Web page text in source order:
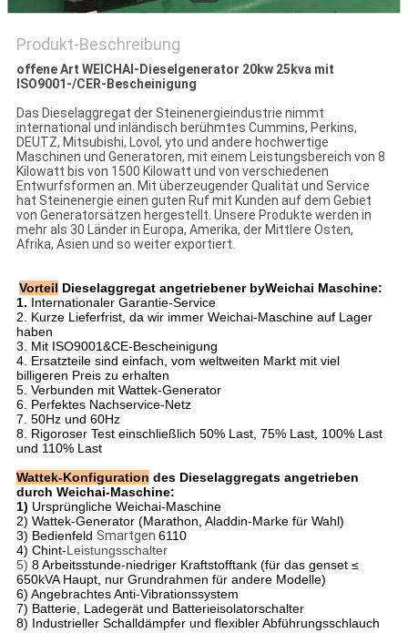
Produkt-Beschreibung
offene Art WEICHAI-Dieselgenerator 20kw 25kva mit
ISO9001-/CER-Bescheinigung
Das Dieselaggregat der Steinenergieindustrie nimmt
international und inländisch berühmtes Cummins, Perkins,
DEUTZ, Mitsubishi, Lovol, yto und andere hochwertige
Maschinen und Generatoren, mit einem Leistungsbereich von 8
Kilowatt bis von 1500 Kilowatt und von verschiedenen
Entwurfsformen an. Mit überzeugender Qualität und Service
hat Steinenergie einen guten Ruf mit Kunden auf dem Gebiet
von Generatorsätzen hergestellt. Unsere Produkte werden in
mehr als 30 Länder in Europa, Amerika, der Mittlere Osten,
Afrika, Asien und so weiter exportiert.
Vorteil Dieselaggregat angetriebener byWeichai Maschine:
1. Internationaler Garantie-Service
2. Kurze Lieferfrist, da wir immer Weichai-Maschine auf Lager
haben
3. Mit ISO9001&CE-Bescheinigung
4. Ersatzteile sind einfach, vom weltweiten Markt mit viel
billigeren Preis zu erhalten
5. Verbunden mit Wattek-Generator
6. Perfektes Nachservice-Netz
7. 50Hz und 60Hz
8. Rigoroser Test einschließlich 50% Last, 75% Last, 100% Last
und 110% Last
Wattek-Konfiguration des Dieselaggregats angetrieben
durch Weichai-Maschine:
1) Ursprüngliche Weichai-Maschine
2) Wattek-Generator (Marathon, Aladdin-Marke für Wahl)
3) Bedienfeld Smartgen 6110
4) Chint-Leistungsschalter
5) 8 Arbeitsstunde-niedriger Kraftstofftank (für das genset ≤
650kVA Haupt, nur Grundrahmen für andere Modelle)
6) Angebrachtes Anti-Vibrationssystem
7) Batterie, Ladegerät und Batterieisolatorschalter
8) Industrieller Schalldämpfer und flexibler Abführungsschlauch